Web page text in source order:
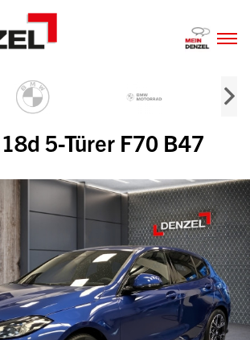
5-Türer F70 B47